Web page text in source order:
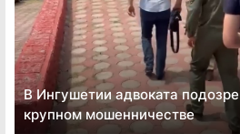
В Ингушетии адвоката
крупном мошенничестве